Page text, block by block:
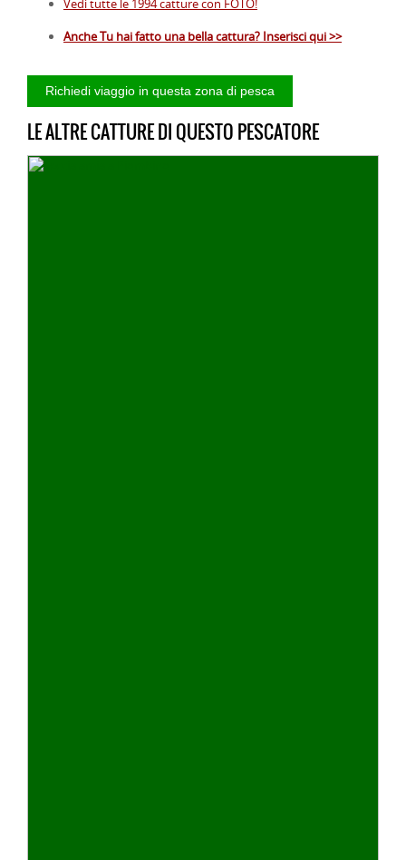
Vedi tutte le 1994 catture con FOTO!
Anche Tu hai fatto una bella cattura? Inserisci qui >>
LE ALTRE CATTURE DI QUESTO PESCATORE